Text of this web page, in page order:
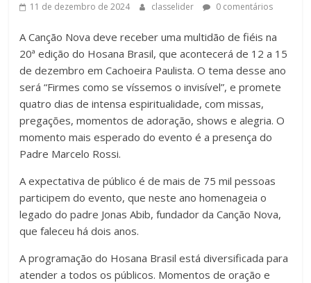
11 de dezembro de 2024 classelider 0 comentários
A Canção Nova deve receber uma multidão de fiéis na
20ª edição do Hosana Brasil, que acontecerá de 12 a 15
de dezembro em Cachoeira Paulista. O tema desse ano
será “Firmes como se víssemos o invisível”, e promete
quatro dias de intensa espiritualidade, com missas,
pregações, momentos de adoração, shows e alegria. O
momento mais esperado do evento é a presença do
Padre Marcelo Rossi.
A expectativa de público é de mais de 75 mil pessoas
participem do evento, que neste ano homenageia o
legado do padre Jonas Abib, fundador da Canção Nova,
que faleceu há dois anos.
A programação do Hosana Brasil está diversificada para
atender a todos os públicos. Momentos de oração e